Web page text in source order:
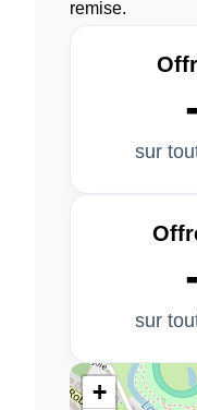
remise.
sur
sur
+